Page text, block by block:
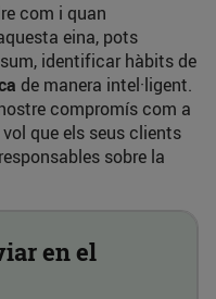
com i quan
eina, pots
identificar hàbits de
de manera intel·ligent.
compromís com a
vol que els seus clients
sobre la
en el